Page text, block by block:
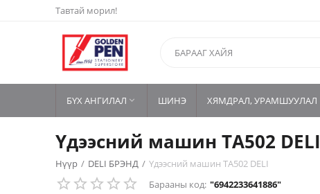
Тавтай морил!
БҮХ АНГИЛАЛ  ШИНЭ ХЯМДРАЛ, УРАМШУУЛАЛ
Үдээсний машин TA502 DELI
Нүүр / DELI БРЭНД / Үдээсний машин TA502 DELI
Барааны код: "6942233641886"